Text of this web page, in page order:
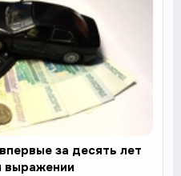
за десять лет
выражении